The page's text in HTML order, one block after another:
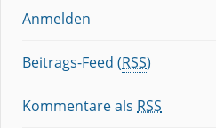
Anmelden
Beitrags-Feed (RSS)
Kommentare als RSS